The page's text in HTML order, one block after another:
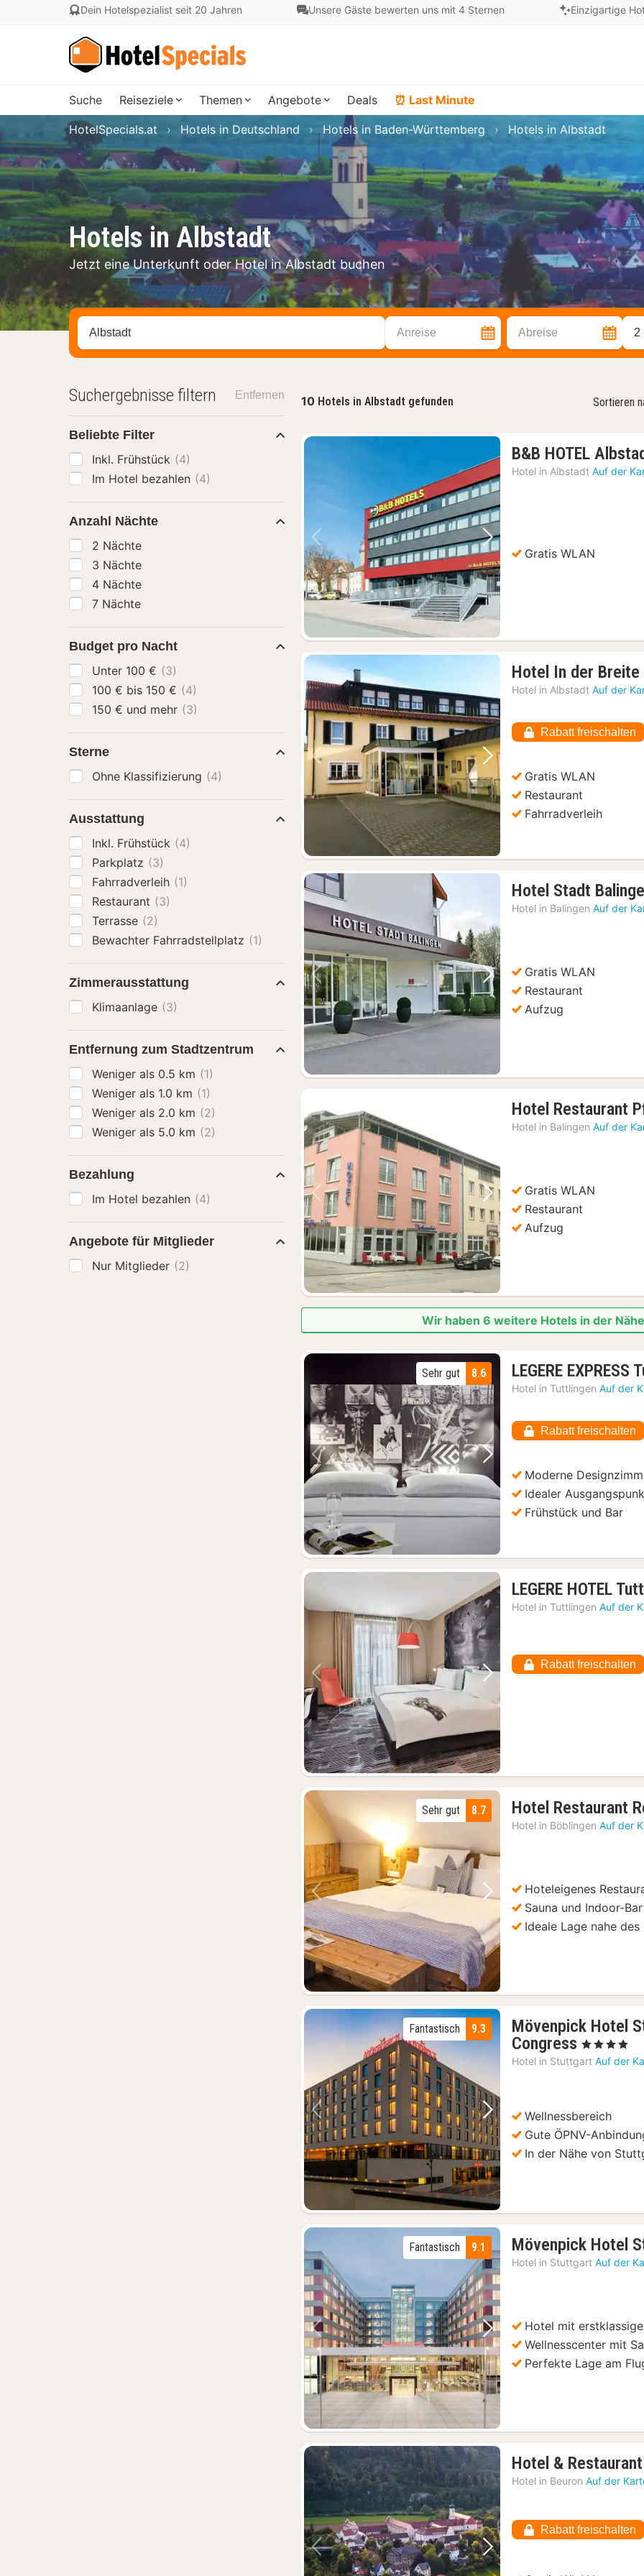
Dein Hotelspezialist seit 20 Jahren Unsere Gäste bewerten uns mit 4 Sternen Einzigartige
Suche Reiseziele Themen Angebote Deals ⏰ Last Minute
Hotels in Albstadt
Jetzt eine Unterkunft oder Hotel in Albstadt buchen
HotelSpecials.at Hotels in Deutschland Hotels in Baden-Württemberg Hotels in Albstadt
Stadt, Region oder Hotel suchen Anreise Abreise 2
10 Hotels in Albstadt gefunden Sortieren
Vorheriges Bild Nächstes Bild
B&B HOTEL
Hotel in Albstadt Auf der
Gratis WLAN
Vorheriges Bild Nächstes Bild
Hotel In der Breite
€
Hotel in Albstadt Auf der
Rabatt freischalten
Gratis WLAN
Restaurant
Fahrradverleih
Vorheriges Bild Nächstes Bild
Hotel Stadt
Hotel in Balingen Auf der
Gratis WLAN
Restaurant
Aufzug
Vorheriges Bild Nächstes Bild
Hotel Restaurant
Hotel in Balingen Auf der
Gratis WLAN
Restaurant
Aufzug
Wir haben 6 weitere Hotels in der
Vorheriges Bild Nächstes Bild
8.6
Sehr gut LEGERE EXPRESS
Hotel in Tuttlingen Auf der
Rabatt freischalten
Moderne
Idealer
Frühstück und Bar
Vorheriges Bild Nächstes Bild
LEGERE HOTEL
Hotel in Tuttlingen Auf der
Rabatt freischalten
Vorheriges Bild Nächstes Bild
8.7
Sehr gut Hotel Restaurant
Hotel in Böblingen Auf der
Hoteleigenes
Sauna und Indoor-
Ideale Lage nahe
Vorheriges Bild Nächstes Bild
9.3
Fantastisch
Mövenpick Hotel
Congress 2
Nächte
€
, 4 Sterne
Hotel in Stuttgart Auf der
Wellnessbereich
Gute ÖPNV-
In der Nähe von
Vorheriges Bild Nächstes Bild
9.1
Fantastisch Mövenpick Hotel
Hotel in Stuttgart Auf der
Hotel mit
Wellnesscenter mit
Perfekte Lage am
Vorheriges Bild Nächstes Bild
Hotel &
Hotel in Beuron Auf der
Rabatt freischalten
Suchergebnisse filtern Entfernen
Beliebte Filter
Inkl. Frühstück (4)
Im Hotel bezahlen (4)
Anzahl Nächte
2 Nächte
3 Nächte
4 Nächte
7 Nächte
Budget pro Nacht
Unter 100 € (3)
100 € bis 150 € (4)
150 € und mehr (3)
Sterne
Ohne Klassifizierung (4)
Ausstattung
Inkl. Frühstück (4)
Parkplatz (3)
Fahrradverleih (1)
Restaurant (3)
Terrasse (2)
Bewachter Fahrradstellplatz (1)
Zimmerausstattung
Klimaanlage (3)
Entfernung zum Stadtzentrum
Weniger als 0.5 km (1)
Weniger als 1.0 km (1)
Weniger als 2.0 km (2)
Weniger als 5.0 km (2)
Bezahlung
Im Hotel bezahlen (4)
Angebote für Mitglieder
Nur Mitglieder (2)